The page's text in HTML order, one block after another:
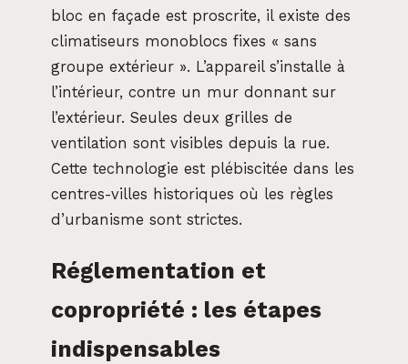
bloc en façade est proscrite, il existe des
climatiseurs monoblocs fixes « sans
groupe extérieur ». L’appareil s’installe à
l’intérieur, contre un mur donnant sur
l’extérieur. Seules deux grilles de
ventilation sont visibles depuis la rue.
Cette technologie est plébiscitée dans les
centres-villes historiques où les règles
d’urbanisme sont strictes.
Réglementation et
copropriété : les étapes
indispensables